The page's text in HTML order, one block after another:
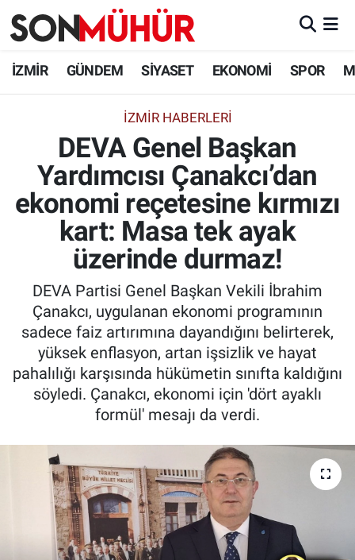
İZMİR GÜNDEM SİYASET EKONOMİ SPOR
İZMIR HABERLERI
DEVA Genel Başkan
Yardımcısı Çanakcı’dan
ekonomi reçetesine kırmızı
kart: Masa tek ayak
üzerinde durmaz!
DEVA Partisi Genel Başkan Vekili İbrahim
Çanakcı, uygulanan ekonomi programının
sadece faiz artırımına dayandığını belirterek,
yüksek enflasyon, artan işsizlik ve hayat
pahalılığı karşısında hükümetin sınıfta kaldığını
söyledi. Çanakcı, ekonomi için 'dört ayaklı
formül' mesajı da verdi.
İzmir Nöbetçi Eczaneler
İzmir Namaz Vakitleri
İzmir Trafik Yoğunluk Haritası
Süper Lig Puan Durumu ve Fikstür
Tüm Manşetler
Son Dakika Haberleri
Haber Arşivi